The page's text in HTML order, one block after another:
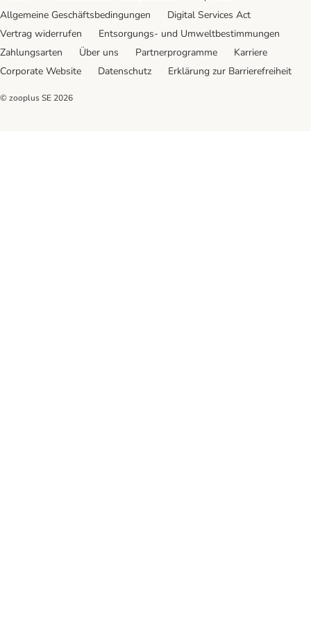
Allgemeine Geschäftsbedingungen
Digital Services Act
Vertrag widerrufen
Entsorgungs- und Umweltbestimmungen
Zahlungsarten
Über uns Partnerprogramme
Karriere
Corporate Website
Datenschutz Erklärung zur Barrierefreiheit
© zooplus SE 2026